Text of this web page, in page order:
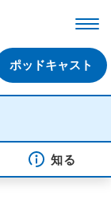
ポッドキャスト
知る